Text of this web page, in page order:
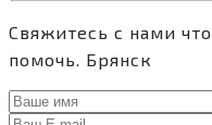
Свяжитесь с нами
помочь. Брянск